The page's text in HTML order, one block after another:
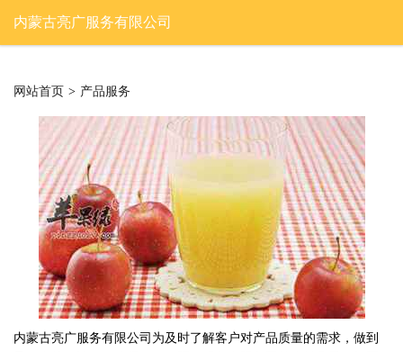
内蒙古亮广服务有限公司
网站首页 > 产品服务
内蒙古亮广服务有限公司为及时了解客户对产品质量的需求，做到